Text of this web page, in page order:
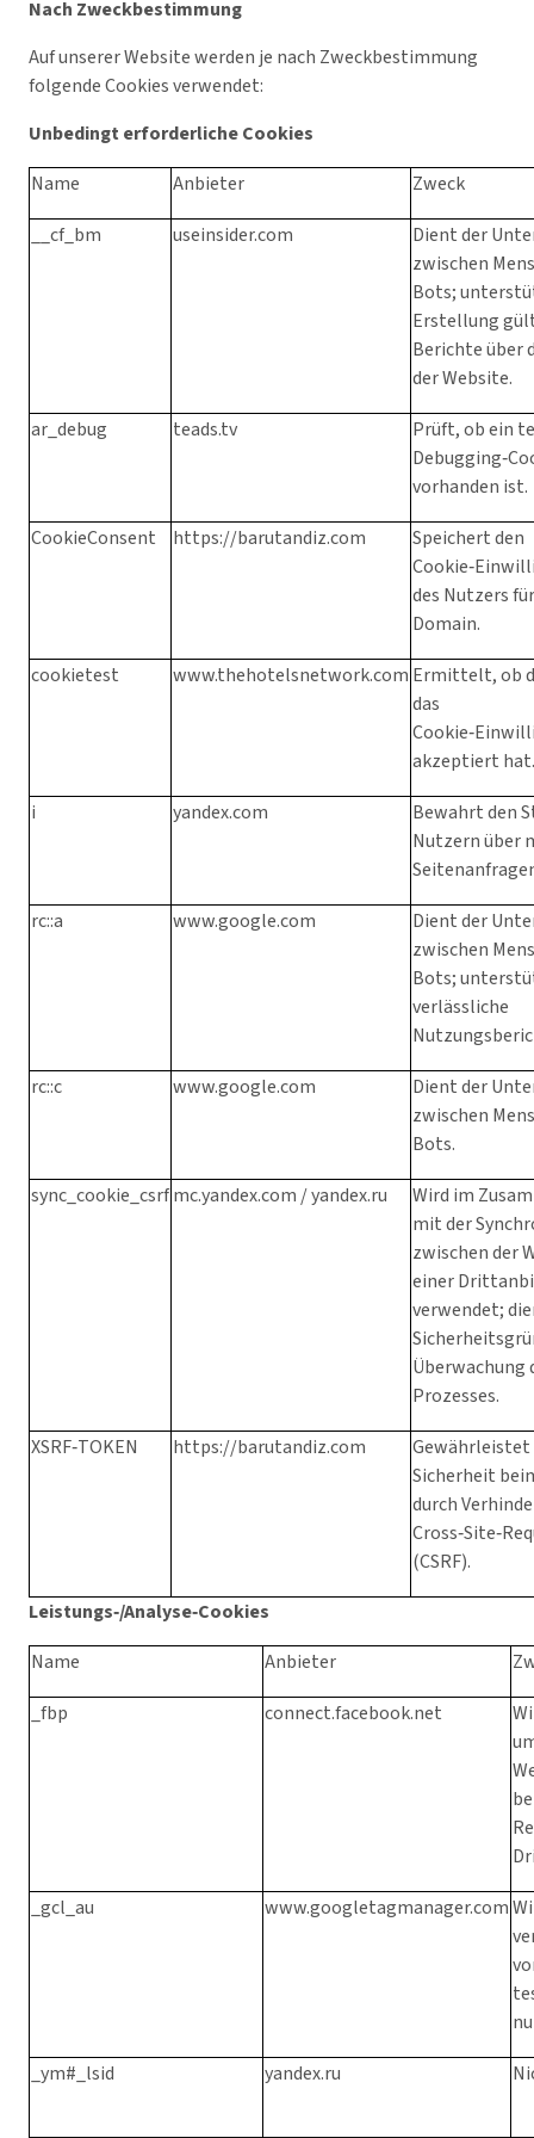
Nach Zweckbestimmung
Auf unserer Website werden je nach Zweckbestimmung
folgende Cookies verwendet:
Unbedingt erforderliche Cookies
Name
Anbieter
Zweck
__cf_bm
useinsider.com
Dient der
zwischen
Bots;
Erstellung
Berichte über
der Website.
ar_debug
teads.tv
Prüft, ob ein
vorhanden ist.
CookieConsent
https://barutandiz.com
Speichert den
des Nutzers
Domain.
cookietest
www.thehotelsnetwork.com Ermittelt, ob
das
akzeptiert hat.
i
yandex.com
Bewahrt den
Nutzern über
rc::a
www.google.com
Dient der
zwischen
Bots;
verlässliche
rc::c
www.google.com
Dient der
zwischen
Bots.
sync_cookie_csrfmc.yandex.com / yandex.ru
Wird im
mit der
zwischen der
einer
verwendet;
Überwachung
Prozesses.
XSRF‑TOKEN
https://barutandiz.com
Gewährleistet
Sicherheit
durch
(CSRF).
Leistungs‑/Analyse‑Cookies
Name
Anbieter
_fbp
connect.facebook.net
_gcl_au
www.googletagmanager.com
_ym#_lsid
yandex.ru